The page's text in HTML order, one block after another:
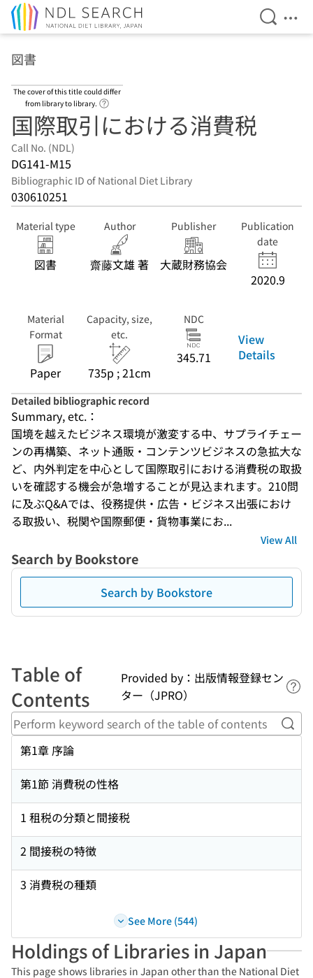
Open
図書
The cover of this title could differ
from library to library.
国際取引における消費税
Call No. (NDL)
DG141-M15
Bibliographic ID of National Diet Library
030610251
Material type
図書
Author
齋藤文雄 著
Publisher
大蔵財務協会
Publication
date
2020.9
Material
Format
Paper
Capacity, size,
etc.
735p ; 21cm
NDC
345.71
View
Details
Detailed bibliographic record
Summary, etc.：
国境を越えたビジネス環境が激変する中、サプライチェー
ンの再構築、ネット通販・コンテンツビジネスの急拡大な
ど、内外判定を中心として国際取引における消費税の取扱
いを確認する機会が急増することが見込まれます。210問
に及ぶQ&Aでは、役務提供・広告・ビジネス出張におけ
る取扱い、税関や国際郵便・貨物事業にお...
View All
Search by Bookstore
Search by Bookstore
Table of
Contents
Provided by：出版情報登録セン
ター（JPRO）
第1章 序論
第1節 消費税の性格
1 租税の分類と間接税
2 間接税の特徴
3 消費税の種類
See More (544)
Holdings of Libraries in Japan
This page shows libraries in Japan other than the National Diet